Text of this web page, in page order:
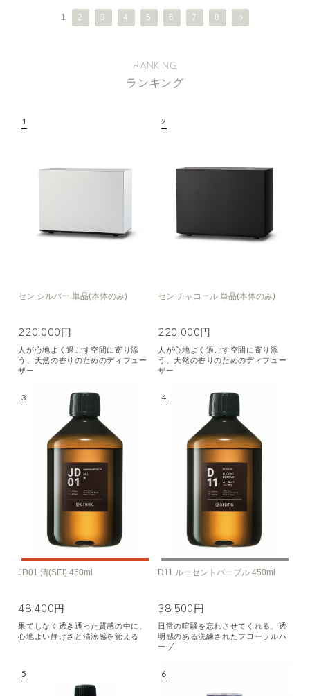
1 2 3 4 5 6 7 8
RANKING
ランキング
セン シルバー 単品(本体のみ)
220,000円
人が心地よく過ごす空間に寄り添
う、天然の香りのためのディフュー
ザー
セン チャコール 単品(本体のみ)
220,000円
人が心地よく過ごす空間に寄り添
う、天然の香りのためのディフュー
ザー
JD01 清(SEI) 450ml
48,400円
果てしなく透き通った質感の中に、
心地よい静けさと清涼感を覚える
D11 ルーセントパープル 450ml
38,500円
日常の喧騒を忘れさせてくれる、透
明感のある洗練されたフローラルハ
ーブ